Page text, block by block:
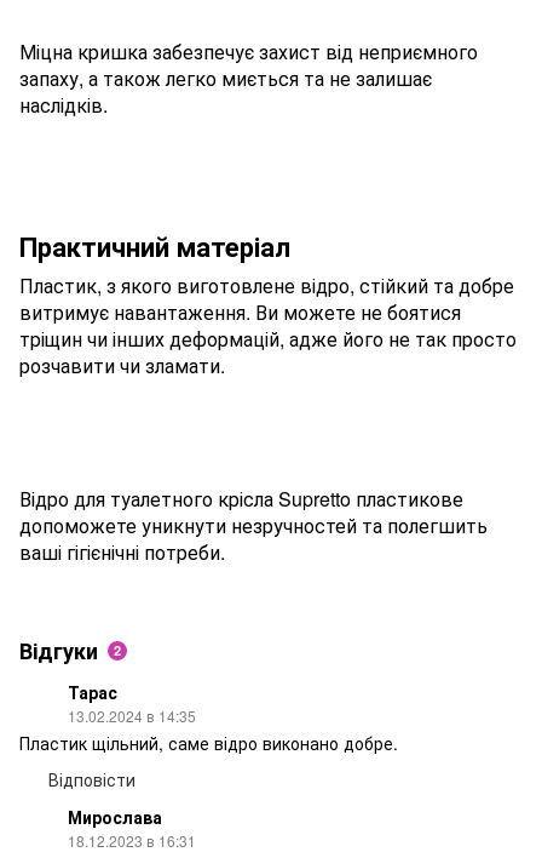
Міцна кришка забезпечує захист від неприємного
запаху, а також легко миється та не залишає
наслідків.
Практичний матеріал
Пластик, з якого виготовлене відро, стійкий та добре
витримує навантаження. Ви можете не боятися
тріщин чи інших деформацій, адже його не так просто
розчавити чи зламати.
Відро для туалетного крісла Supretto пластикове
допоможете уникнути незручностей та полегшить
ваші гігієнічні потреби.
Відгуки 2
Тарас
13.02.2024 в 14:35
Пластик щільний, саме відро виконано добре.
Відповісти
Мирослава
18.12.2023 в 16:31